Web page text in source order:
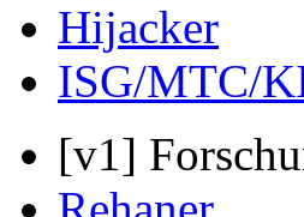
Hijacker
ISG/MTC/
[v1]